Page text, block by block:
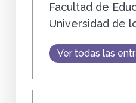
Facultad de
Universidad de
Ver todas las